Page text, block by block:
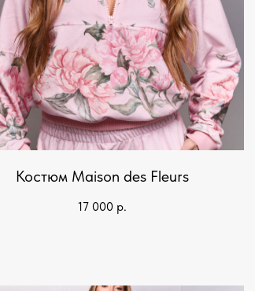
Костюм Maison des Fleurs
17 000 р.